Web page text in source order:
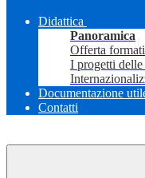
Didattica
Panoramica
Offerta
I progetti delle
Documentazione
Contatti